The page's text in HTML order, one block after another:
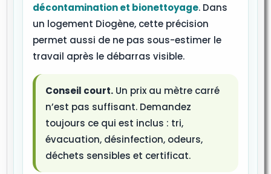
décontamination et bionettoyage. Dans
un logement Diogène, cette précision
permet aussi de ne pas sous-estimer le
travail après le débarras visible.
Conseil court. Un prix au mètre carré
n’est pas suffisant. Demandez
toujours ce qui est inclus : tri,
évacuation, désinfection, odeurs,
déchets sensibles et certificat.